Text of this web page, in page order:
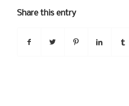
Share this entry